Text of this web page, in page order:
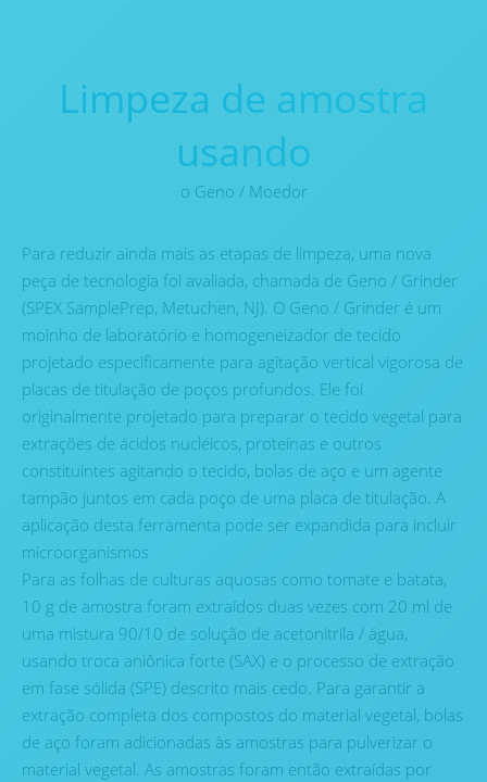
Limpeza de amostra
usando
o Geno / Moedor
Para reduzir ainda mais as etapas de limpeza, uma nova
peça de tecnologia foi avaliada, chamada de Geno / Grinder
(SPEX SamplePrep, Metuchen, NJ). O Geno / Grinder é um
moinho de laboratório e homogeneizador de tecido
projetado especificamente para agitação vertical vigorosa de
placas de titulação de poços profundos. Ele foi
originalmente projetado para preparar o tecido vegetal para
extrações de ácidos nucléicos, proteínas e outros
constituintes agitando o tecido, bolas de aço e um agente
tampão juntos em cada poço de uma placa de titulação. A
aplicação desta ferramenta pode ser expandida para incluir
microorganismos
Para as folhas de culturas aquosas como tomate e batata,
10 g de amostra foram extraídos duas vezes com 20 ml de
uma mistura 90/10 de solução de acetonitrila / água,
usando troca aniônica forte (SAX) e o processo de extração
em fase sólida (SPE) descrito mais cedo. Para garantir a
extração completa dos compostos do material vegetal, bolas
de aço foram adicionadas às amostras para pulverizar o
material vegetal. As amostras foram então extraídas por